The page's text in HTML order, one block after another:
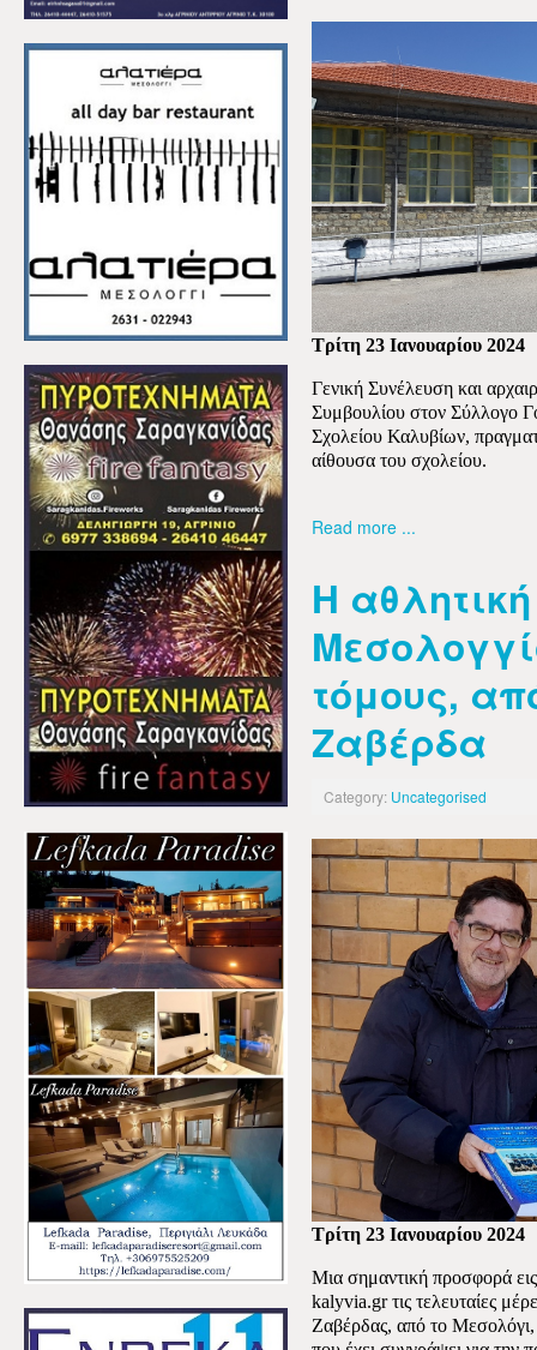
Τρίτη 23 Ιανουαρίου 2024
Γενική Συνέλευση και
Συμβουλίου στον Σύλλογο
Σχολείου Καλυβίων,
αίθουσα του σχολείου.
Read more ...
Η
τόμους,
Ζαβέρδα
Category: Uncategorised
Τρίτη 23 Ιανουαρίου 2024
Μια σημαντική προσφορά
kalyvia.gr τις τελευταίες
Ζαβέρδας, από το